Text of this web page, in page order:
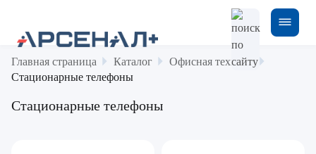
Главная страница Каталог
Офисная техника
Стационарные телефоны
Стационарные телефоны